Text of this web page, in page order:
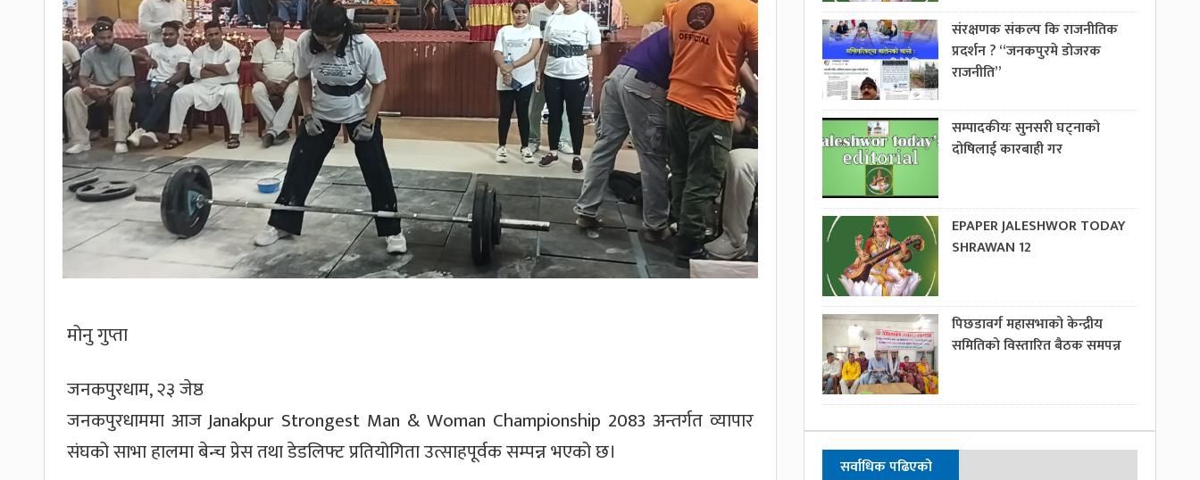
मोनु गुप्ता
जनकपुरधाम, २३ जेष्ठ
जनकपुरधाममा आज Janakpur Strongest Man & Woman Championship 2083 अन्तर्गत व्यापार
संघको साभा हालमा बेन्च प्रेस तथा डेडलिफ्ट प्रतियोगिता उत्साहपूर्वक सम्पन्न भएको छ।
संरक्षणक संकल्प कि राजनीतिक
प्रदर्शन ? “जनकपुरमे डोजरक
राजनीति”
सम्पादकीयः सुनसरी घट्नाको
दोषिलाई कारबाही गर
EPAPER JALESHWOR TODAY
SHRAWAN 12
पिछडावर्ग महासभाको केन्द्रीय
समितिको विस्तारित बैठक समपन्न
सर्वाधिक पढिएको